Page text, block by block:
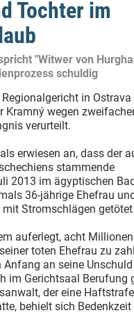
Tochter im
"Witwer von
schuldig
in
Kramný wegen
verurteilt.
erwiesen an, dass der
stammende
2013 im ägyptischen
36-jährige Ehefrau
Stromschlägen
auferlegt, acht
toten Ehefrau zu
Anfang an seine Unschuld
im Gerichtsaal Berufung
der eine
behielt sich Bedenkzeit